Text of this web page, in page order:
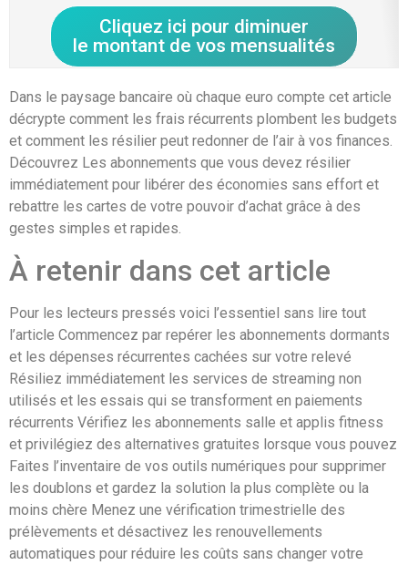
Cliquez ici pour diminuer
le montant de vos mensualités
Dans le paysage bancaire où chaque euro compte cet article
décrypte comment les frais récurrents plombent les budgets
et comment les résilier peut redonner de l’air à vos finances.
Découvrez Les abonnements que vous devez résilier
immédiatement pour libérer des économies sans effort et
rebattre les cartes de votre pouvoir d’achat grâce à des
gestes simples et rapides.
À retenir dans cet article
Pour les lecteurs pressés voici l’essentiel sans lire tout
l’article Commencez par repérer les abonnements dormants
et les dépenses récurrentes cachées sur votre relevé
Résiliez immédiatement les services de streaming non
utilisés et les essais qui se transforment en paiements
récurrents Vérifiez les abonnements salle et applis fitness
et privilégiez des alternatives gratuites lorsque vous pouvez
Faites l’inventaire de vos outils numériques pour supprimer
les doublons et gardez la solution la plus complète ou la
moins chère Menez une vérification trimestrielle des
prélèvements et désactivez les renouvellements
automatiques pour réduire les coûts sans changer votre